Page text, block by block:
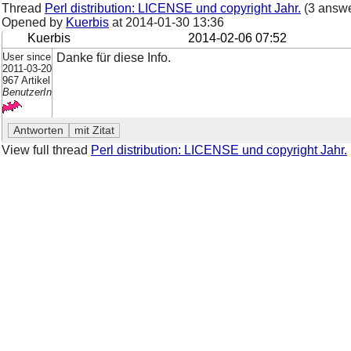
Thread Perl distribution: LICENSE und copyright Jahr. (3
Opened by Kuerbis at 2014-01-30 13:36
Kuerbis
2014-02-06 07:52
User since
2011-03-20
967 Artikel
BenutzerIn
Danke für diese Info.
View full thread Perl distribution: LICENSE und copyright Jahr.